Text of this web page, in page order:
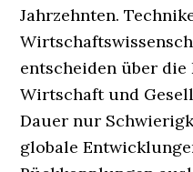
Jahrzehnten.
entscheiden über
Wirtschaft und
Dauer nur
globale